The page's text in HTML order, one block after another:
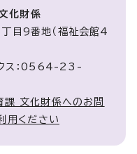
化財係
9番地（福祉会館4
ス：0564-23-
文化財係へのお問
用ください